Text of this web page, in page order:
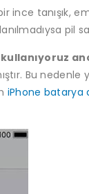
ince
pil
Bu
iPhone batarya